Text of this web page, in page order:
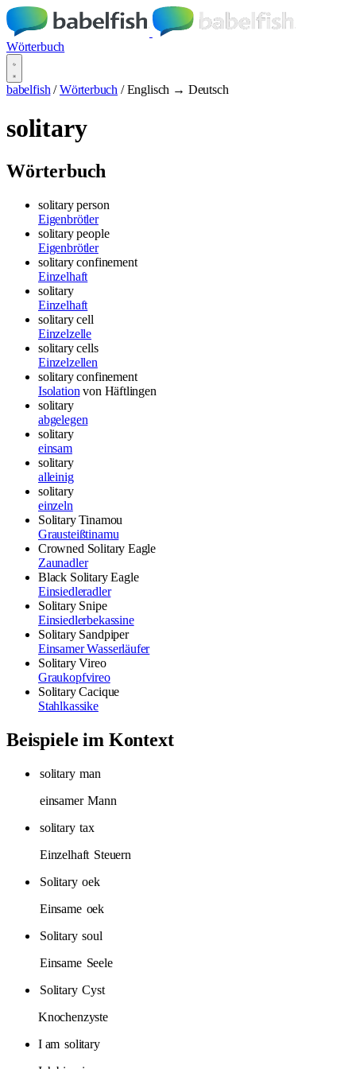
Wörterbuch
babelfish / Wörterbuch / Englisch → Deutsch
solitary
Wörterbuch
solitary person
Eigenbrötler
solitary people
Eigenbrötler
solitary confinement
Einzelhaft
solitary
Einzelhaft
solitary cell
Einzelzelle
solitary cells
Einzelzellen
solitary confinement
Isolation von Häftlingen
solitary
abgelegen
solitary
einsam
solitary
alleinig
solitary
einzeln
Solitary Tinamou
Grausteißtinamu
Crowned Solitary Eagle
Zaunadler
Black Solitary Eagle
Einsiedleradler
Solitary Snipe
Einsiedlerbekassine
Solitary Sandpiper
Einsamer Wasserläufer
Solitary Vireo
Graukopfvireo
Solitary Cacique
Stahlkassike
Beispiele im Kontext
solitary man
einsamer Mann
solitary tax
Einzelhaft Steuern
Solitary oek
Einsame oek
Solitary soul
Einsame Seele
Solitary Cyst
Knochenzyste
I am solitary